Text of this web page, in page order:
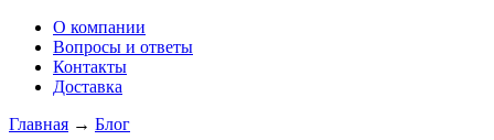
О компании
Вопросы и ответы
Контакты
Доставка
Главная → Блог